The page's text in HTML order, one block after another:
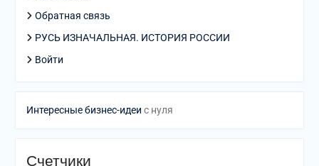
Обратная связь
РУСЬ ИЗНАЧАЛЬНАЯ. ИСТОРИЯ РОССИИ
Войти
Интересные бизнес-идеи с нуля
Счетчики